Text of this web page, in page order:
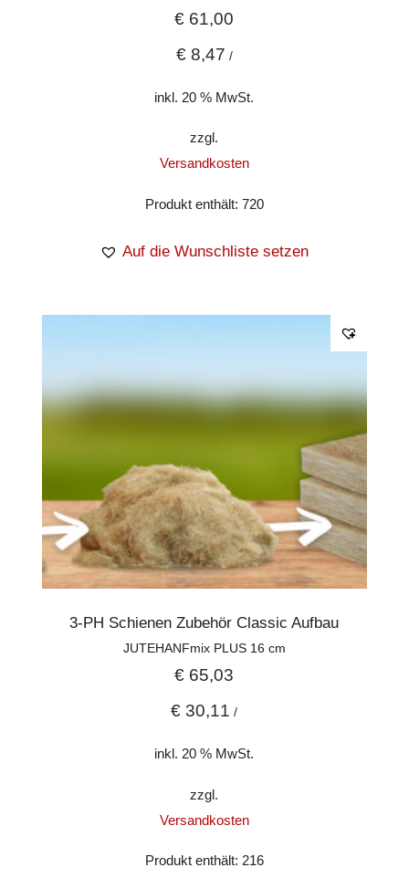
€ 61,00
€8,47 /
inkl. 20 % MwSt.
zzgl.
Versandkosten
Produkt enthält: 720
Auf die Wunschliste setzen
3-PH Schienen Zubehör Classic Aufbau
JUTEHANFmix PLUS 16 cm
€ 65,03
€ 30,11 /
inkl. 20 % MwSt.
zzgl.
Versandkosten
Produkt enthält: 216